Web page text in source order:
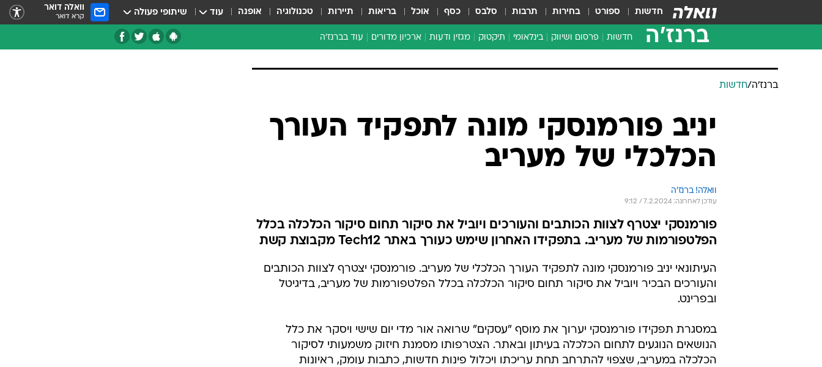
חדשות ספורט בחירות תרבות סלבס כסף אוכל בריאות תיירות טכנולוגיה אופנה עוד שיתופי פעולה וואלה דואר
קרא דואר
ברנז'ה חדשות פרסום ושיווק בינלאומי תיקטוק מגזין ודעות ארכיון מדורים עוד בברנז'ה
ברנז'ה/חדשות
יניב פורמנסקי מונה לתפקיד העורך
הכלכלי של מעריב
וואלה! ברנז'ה
עודכן לאחרונה: 7.2.2024 / 9:12
פורמנסקי יצטרף לצוות הכותבים והעורכים ויוביל את סיקור תחום סיקור הכלכלה בכלל
הפלטפורמות של מעריב. בתפקידו האחרון שימש כעורך באתר Tech12 מקבוצת קשת
העיתונאי יניב פורמנסקי מונה לתפקיד העורך הכלכלי של מעריב. פורמנסקי יצטרף לצוות הכותבים
והעורכים הבכיר ויוביל את סיקור תחום סיקור הכלכלה בכלל הפלטפורמות של מעריב, בדיגיטל
ובפרינט.
במסגרת תפקידו פורמנסקי יערוך את מוסף "עסקים" שרואה אור מדי יום שישי ויסקר את כלל
הנושאים הנוגעים לתחום הכלכלה בעיתון ובאתר. הצטרפותו מסמנת חיזוק משמעותי לסיקור
הכלכלה במעריב, שצפוי להתרחב תחת עריכתו ויכלול פינות חדשות, כתבות עומק, ראיונות